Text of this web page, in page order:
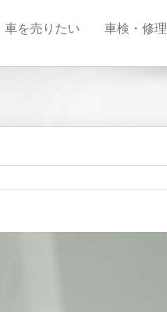
車を売りたい 車検・修理